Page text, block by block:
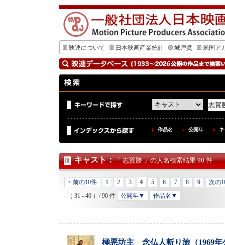
映連について 日本映画産業統計 城戸賞 米国ア
作品名 公開年
キャスト：「 志賀勝 」の人名検索結果 90 件
< 前の10件 1 2 3 4 5 6 7 8 9
次の
（ 31 - 40 ）/ 90 件
公開年▼ 作品名▼
極悪坊主 念仏人斬り旅（1969年